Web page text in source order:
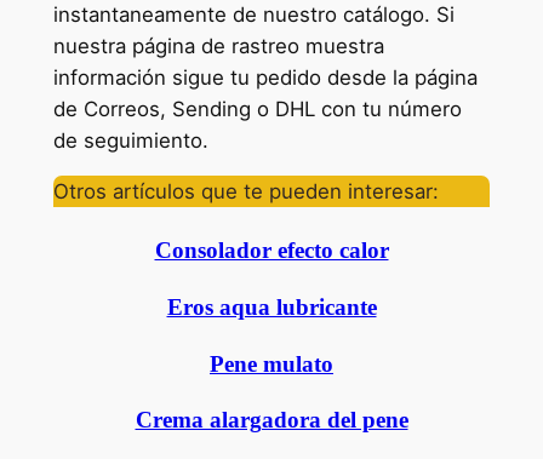
instantaneamente de nuestro catálogo. Si
nuestra página de rastreo muestra
información sigue tu pedido desde la página
de Correos, Sending o DHL con tu número
de seguimiento.
Otros artículos que te pueden interesar:
Consolador efecto calor
Eros aqua lubricante
Pene mulato
Crema alargadora del pene